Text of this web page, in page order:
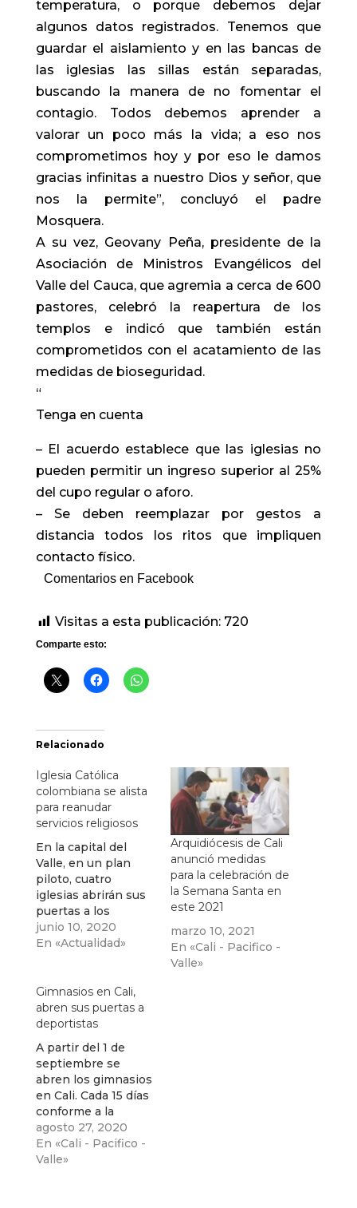
temperatura, o porque debemos dejar
algunos datos registrados. Tenemos que
guardar el aislamiento y en las bancas de
las iglesias las sillas están separadas,
buscando la manera de no fomentar el
contagio. Todos debemos aprender a
valorar un poco más la vida; a eso nos
comprometimos hoy y por eso le damos
gracias infinitas a nuestro Dios y señor, que
nos la permite”, concluyó el padre
Mosquera.
A su vez, Geovany Peña, presidente de la
Asociación de Ministros Evangélicos del
Valle del Cauca, que agremia a cerca de 600
pastores, celebró la reapertura de los
templos e indicó que también están
comprometidos con el acatamiento de las
medidas de bioseguridad.
“
Tenga en cuenta
– El acuerdo establece que las iglesias no
pueden permitir un ingreso superior al 25%
del cupo regular o aforo.
– Se deben reemplazar por gestos a
distancia todos los ritos que impliquen
contacto físico.
Comentarios en Facebook
Visitas a esta publicación: 720
Comparte esto:
Relacionado
Iglesia Católica
colombiana se alista
para reanudar
servicios religiosos
En la capital del
Valle, en un plan
piloto, cuatro
iglesias abrirán sus
puertas a los
feligreses en medio
de la pandemia y en
junio 10, 2020
En «Actualidad»
Arquidiócesis de Cali
anunció medidas
para la celebración de
la Semana Santa en
este 2021
marzo 10, 2021
En «Cali - Pacifico -
Valle»
Gimnasios en Cali,
abren sus puertas a
deportistas
A partir del 1 de
septiembre se
abren los gimnasios
en Cali. Cada 15 días
conforme a la
verificación, de la
secretaría de
deportes , se
agosto 27, 2020
En «Cali - Pacifico -
Valle»